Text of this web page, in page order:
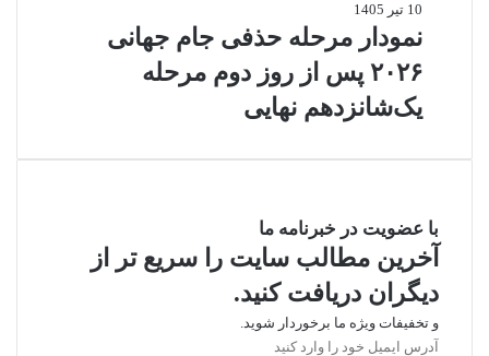
10 تیر 1405
نمودار مرحله حذفی جام جهانی
۲۰۲۶ پس از روز دوم مرحله
یک‌شانزدهم نهایی
با عضویت در خبرنامه ما
آخرین مطالب سایت را سریع تر از
دیگران دریافت کنید.
و تخفیفات ویژه ما برخوردار شوید.
آدرس